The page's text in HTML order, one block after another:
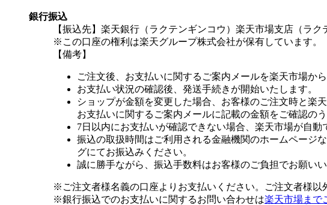
銀行振込
【振込先】楽天銀行（ラクテンギンコウ）楽天市場支店（ラ
※この口座の権利は楽天グループ株式会社が保有しています。
【備考】
ご注文後、お支払いに関するご案内メールを楽天市場か
お支払い状況の確認後、発送手続きが開始いたします。
ショップが金額を変更した場合、お客様のご注文時と楽
お支払いに関するご案内メールに記載の金額をご確認の
7日以内にお支払いが確認できない場合、楽天市場が自動
振込の取扱時間はご利用される金融機関のホームページ
グにてお振込みください。
誠に勝手ながら、振込手数料はお客様のご負担でお願いい
※ご注文者様名義の口座よりお支払いください。ご注文者様以
※銀行振込でのお支払いに関するお問い合わせは楽天市場まで